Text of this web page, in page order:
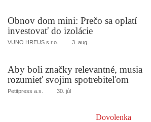
Obnov dom mini: Prečo sa oplatí
investovať do izolácie
VUNO HREUS s.r.o. 3. aug
Aby boli značky relevantné, musia
rozumieť svojim spotrebiteľom
Petitpress a.s. 30. júl
Dovolenka